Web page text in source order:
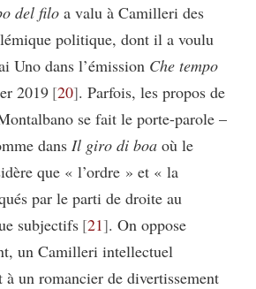
del filo a valu à Camilleri des
politique, dont il a voulu
Uno dans l’émission Che tempo
2019 20 . Parfois, les propos de
se fait le porte-parole –
dans Il giro di boa où le
que « l’ordre » et « la
par le parti de droite au
subjectifs 21 . On oppose
un Camilleri intellectuel
un romancier de divertissement